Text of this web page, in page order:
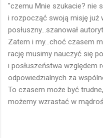
"czemu Mnie szukacie? nie
i rozpocząć swoją misję już
posłuszny...szanował
Zatem i my...choć czasem
rację musimy nauczyć się
i posłuszeństwa względem
odpowiedzialnych za
To czasem może być
możemy wzrastać w